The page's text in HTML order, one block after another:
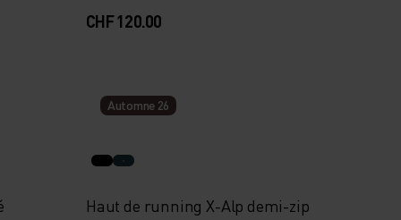
CHF 120.00
Automne 26
Haut de running X-Alp demi-zip